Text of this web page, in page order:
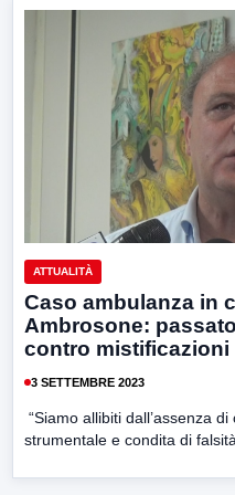
ATTUALITÀ
Caso ambulanza in
Ambrosone:
contro mistificazioni
3 SETTEMBRE 2023
“Siamo allibiti dall’assenza
strumentale e condita di